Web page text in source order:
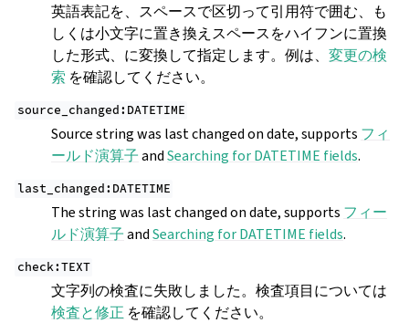
英語表記を、スペースで区切って引用符で囲む、も
しくは小文字に置き換えスペースをハイフンに置換
した形式、に変換して指定します。例は、 変更の検
索 を確認してください。
source_changed:DATETIME
Source string was last changed on date, supports フィ
ールド演算子andSearching for DATETIME fields.
last_changed:DATETIME
The string was last changed on date, supports フィー
ルド演算子andSearching for DATETIME fields.
check:TEXT
文字列の検査に失敗しました。検査項目については
検査と修正 を確認してください。